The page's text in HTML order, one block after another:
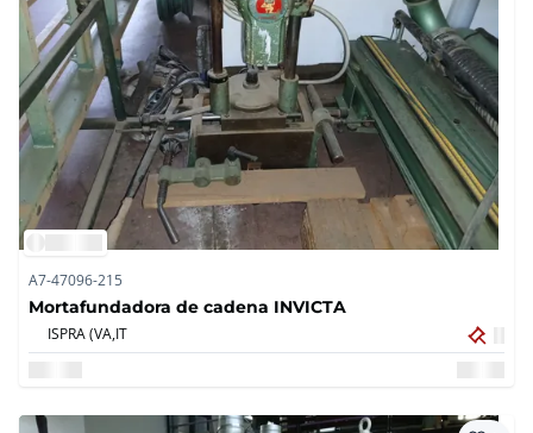
A7-47096-215
Mortafundadora de cadena INVICTA
ISPRA (VA,IT